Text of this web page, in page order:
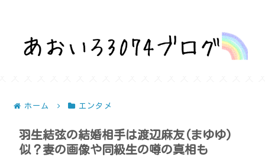
ホーム エンタメ
羽生結弦の結婚相手は渡辺麻友(まゆゆ)
似？妻の画像や同級生の噂の真相も